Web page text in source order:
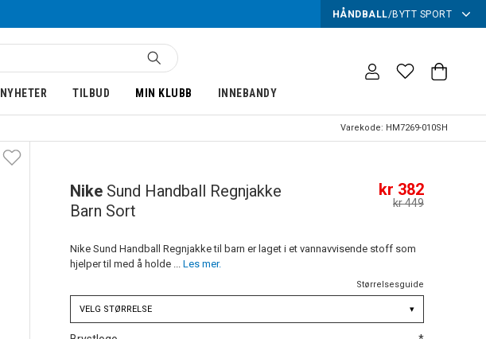
HÅNDBALL/BYTT SPORT
NYHETER TILBUD MIN KLUBB INNEBANDY
Varekode: HM7269-010SH
Nike Sund Handball Regnjakke
Barn Sort
kr 382
kr 449
Nike Sund Handball Regnjakke til barn er laget i et vannavvisende stoff som
hjelper til med å holde ... Les mer.
Størrelsesguide
VELG STØRRELSE ▾